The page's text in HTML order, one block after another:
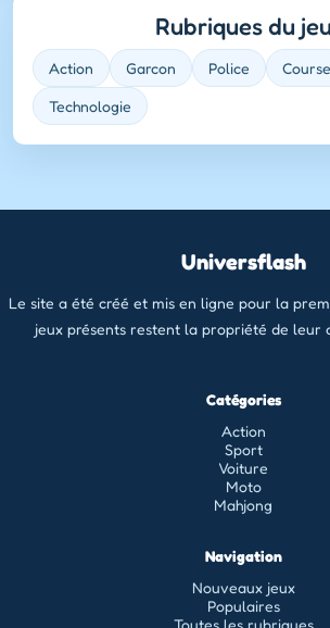
Rubriques du jeu
Action Garcon Police Course
Technologie
Universflash
Le site a été créé et mis en ligne pour la
jeux présents restent la propriété de leur
Catégories
Action
Sport
Voiture
Moto
Mahjong
Navigation
Nouveaux jeux
Populaires
Toutes les rubriques